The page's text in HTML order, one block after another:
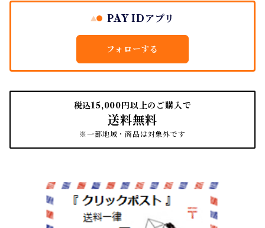
PAY IDアプリ
フォローする
税込15,000円以上のご購入で
送料無料
※一部地域・商品は対象外です